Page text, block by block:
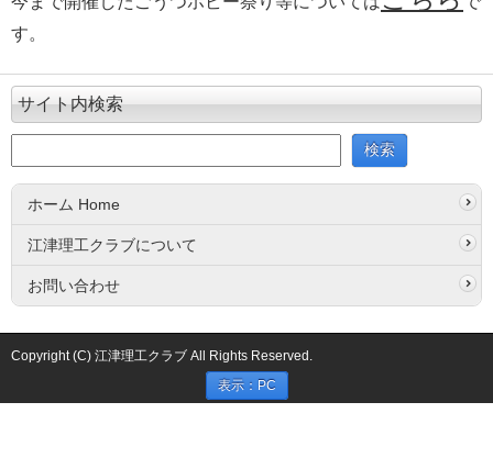
す。
サイト内検索
ホーム Home
江津理工クラブについて
お問い合わせ
Copyright (C) 江津理工クラブ All Rights Reserved.
表示：PC